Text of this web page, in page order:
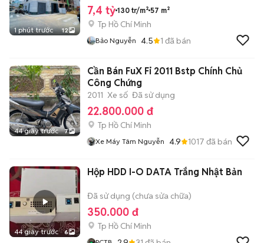
1 phút trước 12
7,4 tỷ 130 tr/m² 57 m²
Tp Hồ Chí Minh
Bảo Nguyễn 4.5 1 đã bán
44 giây trước 7
Cần Bán FuX Fi 2011 Bstp Chính Chủ
Công Chứng
2011 Xe số Đã sử dụng
22.800.000 đ
Tp Hồ Chí Minh
Xe Máy Tâm Nguyễn 4.9 1017 đã bán
44 giây trước 6
Hộp HDD I-O DATA Trắng Nhật Bản
Đã sử dụng (chưa sửa chữa)
350.000 đ
Tp Hồ Chí Minh